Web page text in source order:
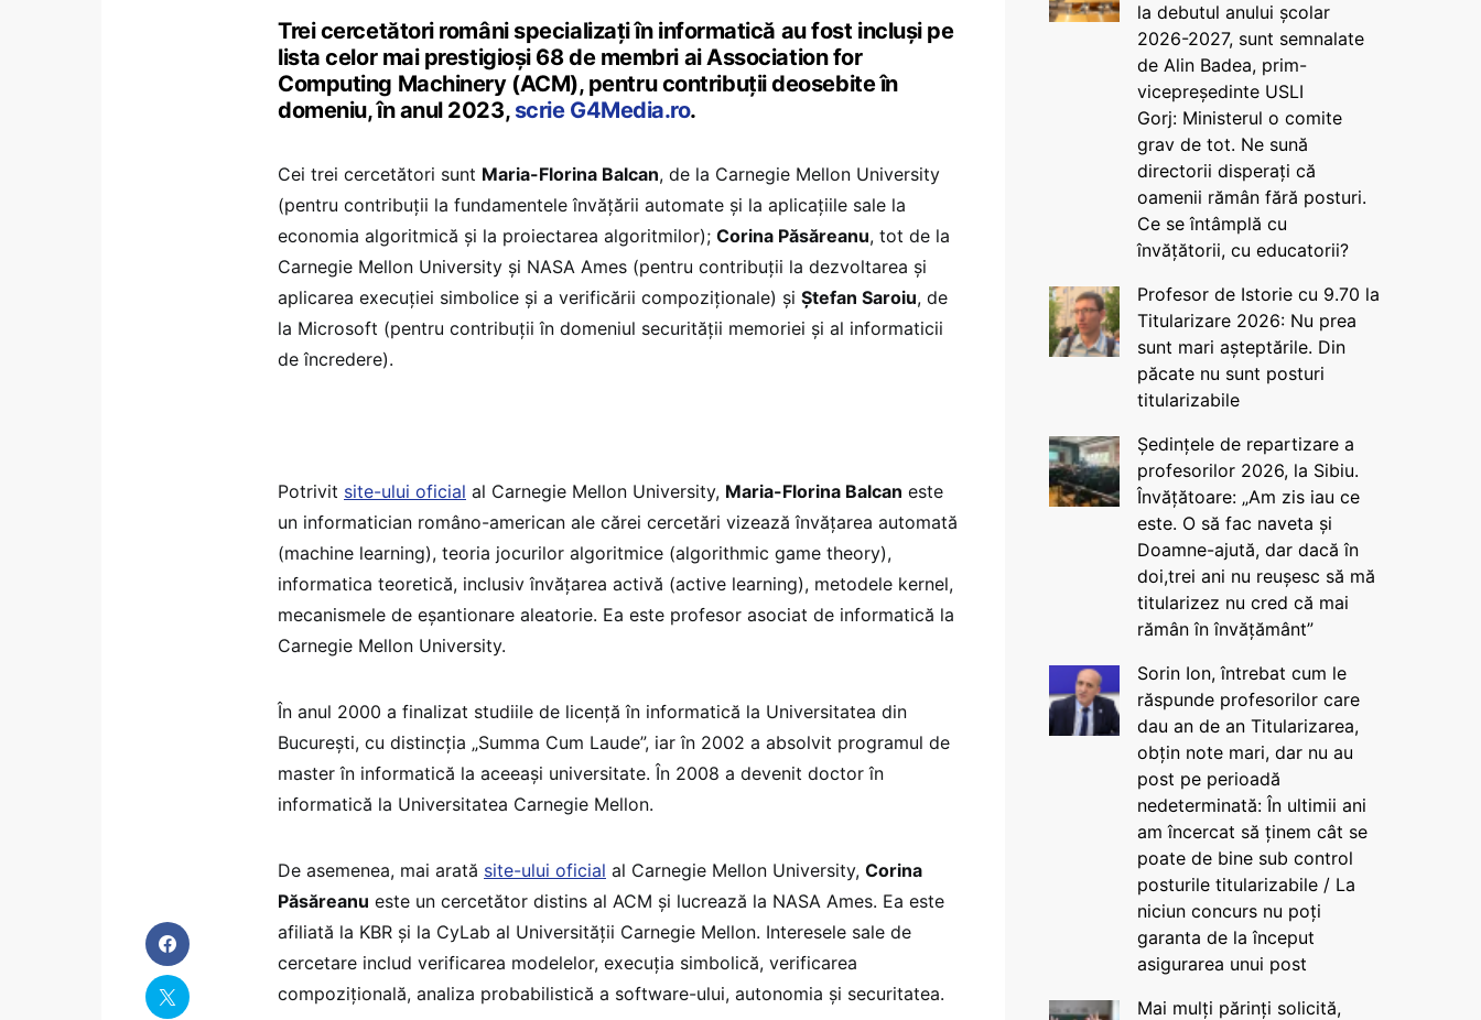
Trei cercetători români specializați în informatică au fost incluși pe
lista celor mai prestigioși 68 de membri ai Association for
Computing Machinery (ACM), pentru contribuții deosebite în
domeniu, în anul 2023, scrie G4Media.ro.
Cei trei cercetători sunt Maria-Florina Balcan, de la Carnegie Mellon University
(pentru contribuții la fundamentele învățării automate și la aplicațiile sale la
economia algoritmică și la proiectarea algoritmilor); Corina Păsăreanu, tot de la
Carnegie Mellon University și NASA Ames (pentru contribuții la dezvoltarea și
aplicarea execuției simbolice și a verificării compoziționale) și Ștefan Saroiu, de
la Microsoft (pentru contribuții în domeniul securității memoriei și al informaticii
de încredere).
Potrivit site-ului oficial al Carnegie Mellon University, Maria-Florina Balcan este
un informatician româno-american ale cărei cercetări vizează învățarea automată
(machine learning), teoria jocurilor algoritmice (algorithmic game theory),
informatica teoretică, inclusiv învățarea activă (active learning), metodele kernel,
mecanismele de eșantionare aleatorie. Ea este profesor asociat de informatică la
Carnegie Mellon University.
În anul 2000 a finalizat studiile de licență în informatică la Universitatea din
București, cu distincția „Summa Cum Laude”, iar în 2002 a absolvit programul de
master în informatică la aceeași universitate. În 2008 a devenit doctor în
informatică la Universitatea Carnegie Mellon.
De asemenea, mai arată site-ului oficial al Carnegie Mellon University, Corina
Păsăreanu este un cercetător distins al ACM și lucrează la NASA Ames. Ea este
afiliată la KBR și la CyLab al Universității Carnegie Mellon. Interesele sale de
cercetare includ verificarea modelelor, execuția simbolică, verificarea
compozițională, analiza probabilistică a software-ului, autonomia și securitatea.
la debutul anului școlar
2026-2027, sunt semnalate
de Alin Badea, prim-
vicepreședinte USLI
Gorj: Ministerul o comite
grav de tot. Ne sună
directorii disperați că
oamenii rămân fără posturi.
Ce se întâmplă cu
învățătorii, cu educatorii?
Profesor de Istorie cu 9.70 la
Titularizare 2026: Nu prea
sunt mari așteptările. Din
păcate nu sunt posturi
titularizabile
Ședințele de repartizare a
profesorilor 2026, la Sibiu.
Învățătoare: „Am zis iau ce
este. O să fac naveta și
Doamne-ajută, dar dacă în
doi,trei ani nu reușesc să mă
titularizez nu cred că mai
rămân în învățământ”
Sorin Ion, întrebat cum le
răspunde profesorilor care
dau an de an Titularizarea,
obțin note mari, dar nu au
post pe perioadă
nedeterminată: În ultimii ani
am încercat să ținem cât se
poate de bine sub control
posturile titularizabile / La
niciun concurs nu poți
garanta de la început
asigurarea unui post
Mai mulți părinți solicită,